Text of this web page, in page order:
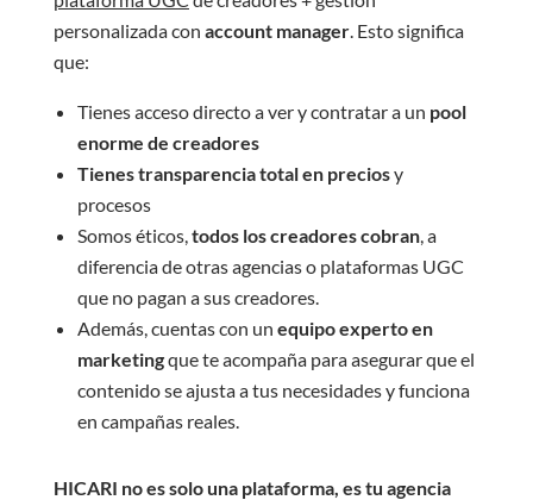
personalizada con account manager. Esto significa
que:
Tienes acceso directo a ver y contratar a un pool
enorme de creadores
Tienes transparencia total en preciosy
procesos
Somos éticos,todos los creadores cobran, a
diferencia de otras agencias o plataformas UGC
que no pagan a sus creadores.
Además, cuentas con un equipo experto en
marketingque te acompaña para asegurar que el
contenido se ajusta a tus necesidades y funciona
en campañas reales.
HICARI no es solo una plataforma, es tu agencia